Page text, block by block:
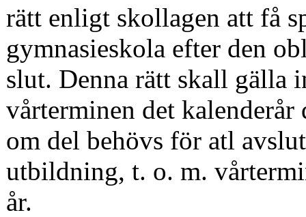
rätt enligt skolla­gen att få
gymnasieskola efter den
slut. Denna rätt skall gälla
vårterminen det
om del behövs för atl
utbildning, t. o. m.
år.